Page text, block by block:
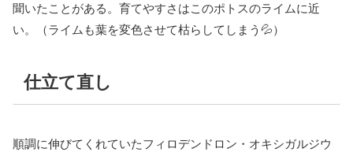
聞いたことがある。育てやすさはこのポトスのライムに近
い。（ライムも葉を変色させて枯らしてしまう💦）
仕立て直し
順調に伸びてくれていたフィロデンドロン・オキシガルジウ